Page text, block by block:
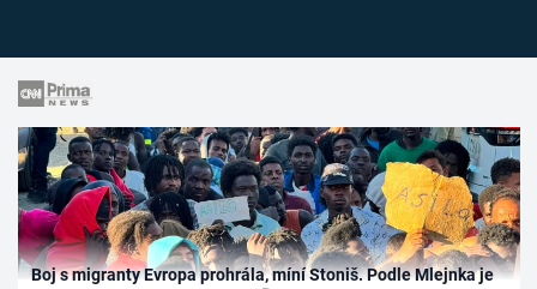
Boj s migranty Evropa prohrála, míní Stoniš. Podle Mlejnka je